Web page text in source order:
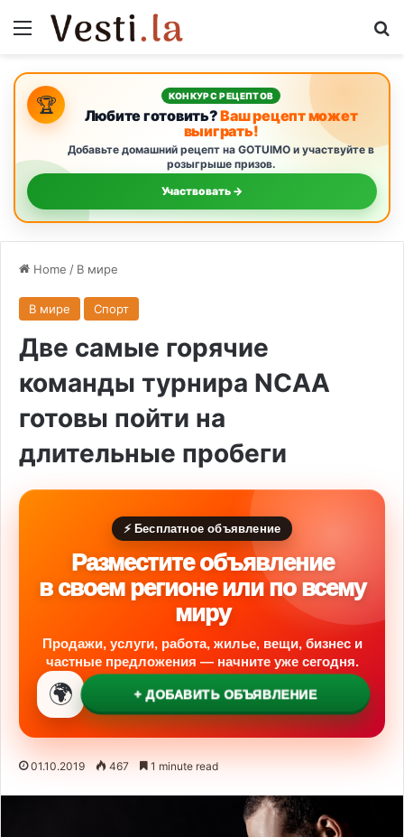
Menu
🏆 КОНКУРС РЕЦЕПТОВ
Любите готовить?Ваш рецепт может
выиграть!
Добавьте домашний рецепт на GOTUIMO и участвуйте в
розыгрыше призов.
Участвовать →
Home / В мире
В мире Спорт
Две самые горячие
команды турнира NCAA
готовы пойти на
длительные пробеги
⚡ Бесплатное объявление
Разместите объявление
в своем регионе или по всему
миру
Продажи, услуги, работа, жилье, вещи, бизнес и
частные предложения — начните уже сегодня.
🌍 + ДОБАВИТЬ ОБЪЯВЛЕНИЕ
01.10.2019 467 1 minute read